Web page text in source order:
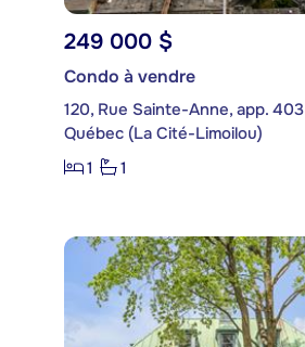
249 000 $
Condo à vendre
120, Rue Sainte-Anne, app. 403
Québec (La Cité-Limoilou)
1
1